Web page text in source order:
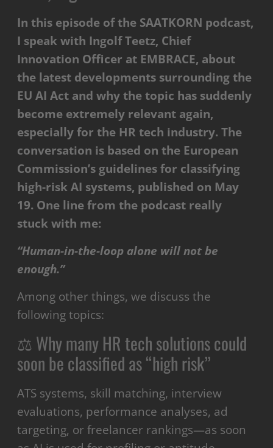
In this episode of the SAATKORN podcast,
I speak with Ingolf Teetz, Chief
Innovation Officer at EMBRACE, about
the latest developments surrounding the
EU AI Act and why the topic has suddenly
become extremely relevant again,
especially for the HR tech industry. The
conversation is based on the European
Commission’s guidelines for classifying
high-risk AI systems, published on May
19. One line from the podcast really
stuck with me:
“Human-in-the-loop alone will not be
enough.”
Among other things, we discuss the
following topics:
⚖️ Why many HR tech solutions could
soon be classified as “high risk”
ATS systems, skill matching, interview
evaluations, performance analyses, ad
targeting, or freelancer rankings—as soon